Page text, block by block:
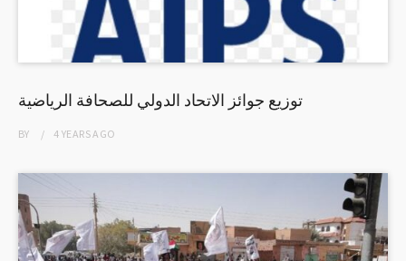
توزيع جوائز الاتحاد الدولي للصحافة الرياضية
BY 4 YEARSAGO